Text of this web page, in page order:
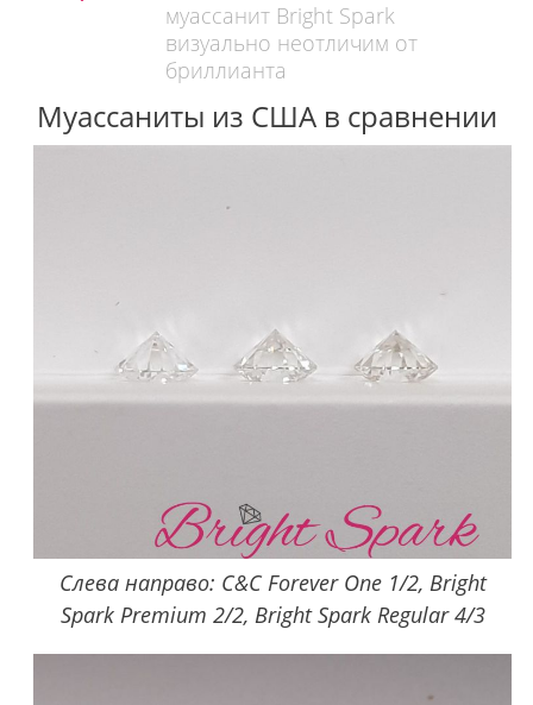
муассанит Bright Spark
визуально неотличим от
бриллианта
Муассаниты из США в сравнении
Слева направо: C&C Forever One 1/2, Bright
Spark Premium 2/2, Bright Spark Regular 4/3